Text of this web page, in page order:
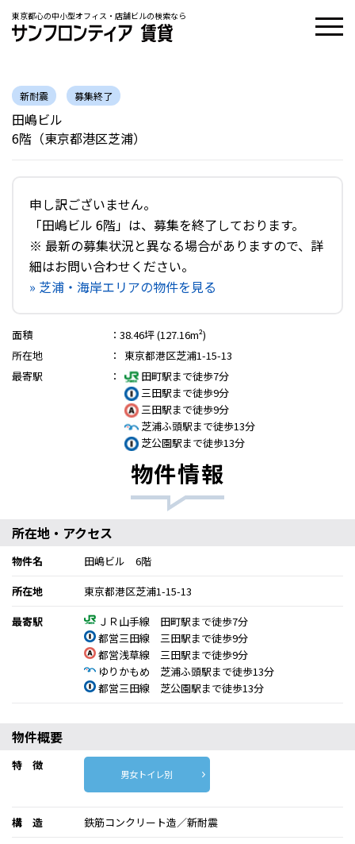
東京都心の中小型オフィス・店舗ビルの検索なら
新耐震 募集終了
田嶋ビル
6階（東京都港区芝浦）
申し訳ございません。
「田嶋ビル 6階」は、募集を終了しております。
※ 最新の募集状況と異なる場合がありますので、詳
細はお問い合わせください。
» 芝浦・海岸エリアの物件を見る
面積 ： 38.46坪 (127.16m²)
所在地
：
東京都港区芝浦1-15-13
最寄駅
：
田町駅まで徒歩7分
三田駅まで徒歩9分
三田駅まで徒歩9分
芝浦ふ頭駅まで徒歩13分
芝公園駅まで徒歩13分
物件情報
所在地・アクセス
物件名
田嶋ビル 6階
所在地
東京都港区芝浦1-15-13
最寄駅
ＪＲ山手線 田町駅まで徒歩7分
都営三田線 三田駅まで徒歩9分
都営浅草線 三田駅まで徒歩9分
ゆりかもめ 芝浦ふ頭駅まで徒歩13分
都営三田線 芝公園駅まで徒歩13分
物件概要
特 徴
男女トイレ別
構 造
鉄筋コンクリート造／新耐震